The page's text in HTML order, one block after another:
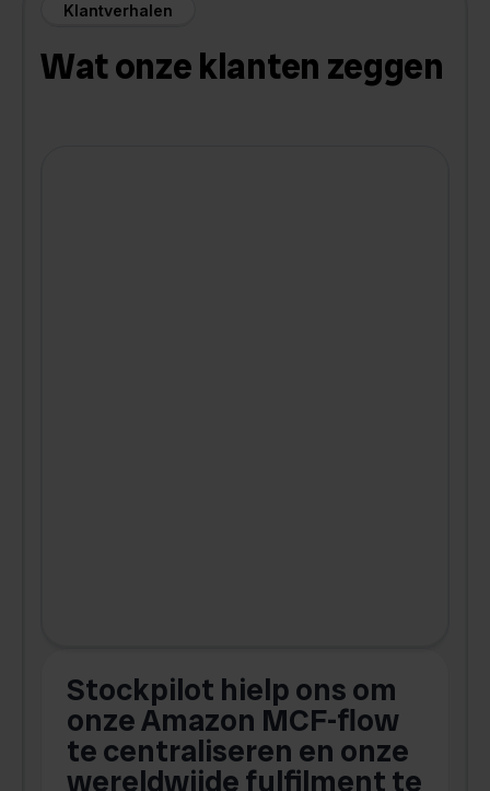
Klantverhalen
Wat onze klanten zeggen
Stockpilot hielp ons om
onze Amazon MCF-flow
te centraliseren en onze
wereldwijde fulfilment te